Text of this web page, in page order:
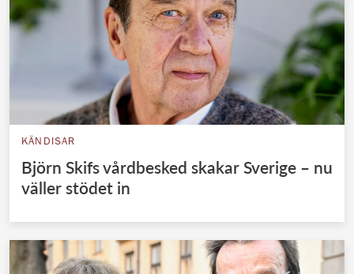
KÄNDISAR
Björn Skifs vårdbesked skakar Sverige – nu
väller stödet in